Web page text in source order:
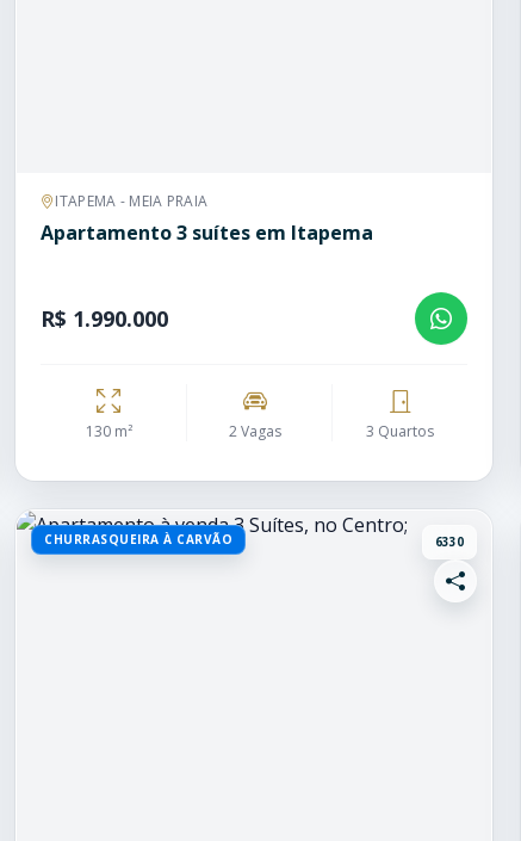
ITAPEMA - MEIA PRAIA
Apartamento 3 suítes em Itapema
R$ 1.990.000
130 m² 2 Vagas 3 Quartos
CHURRASQUEIRA À CARVÃO 6330